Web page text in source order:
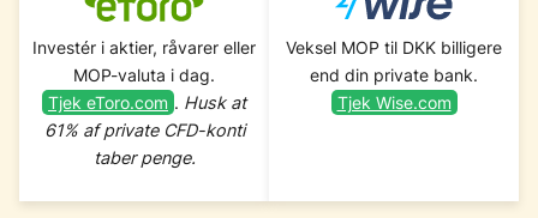
Investér i aktier, råvarer eller
MOP-valuta i dag.
Tjek eToro.com . Husk at
61% af private CFD-konti
taber penge.
Veksel MOP til DKK billigere
end din private bank.
Tjek Wise.com